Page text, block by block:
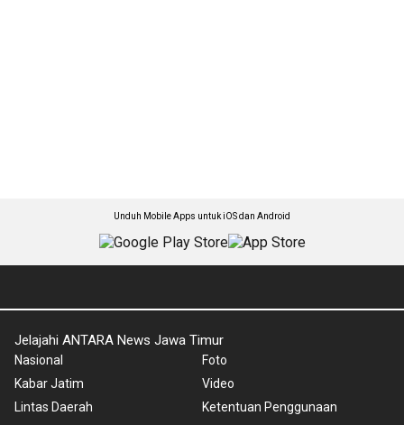
Unduh Mobile Apps untuk iOS dan Android
Jelajahi ANTARA News Jawa Timur
Nasional
Kabar Jatim
Lintas Daerah
Foto
Video
Ketentuan Penggunaan